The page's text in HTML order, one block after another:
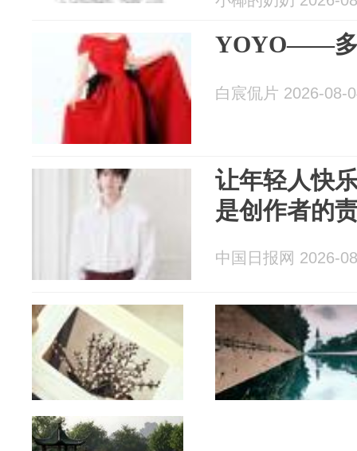
YOYO——多
白宸侃片 2026-08-
让年轻人快
是创作者的
中国日报网 2026-